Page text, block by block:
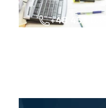
+48 453